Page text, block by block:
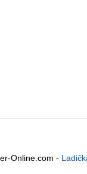
Online.com -